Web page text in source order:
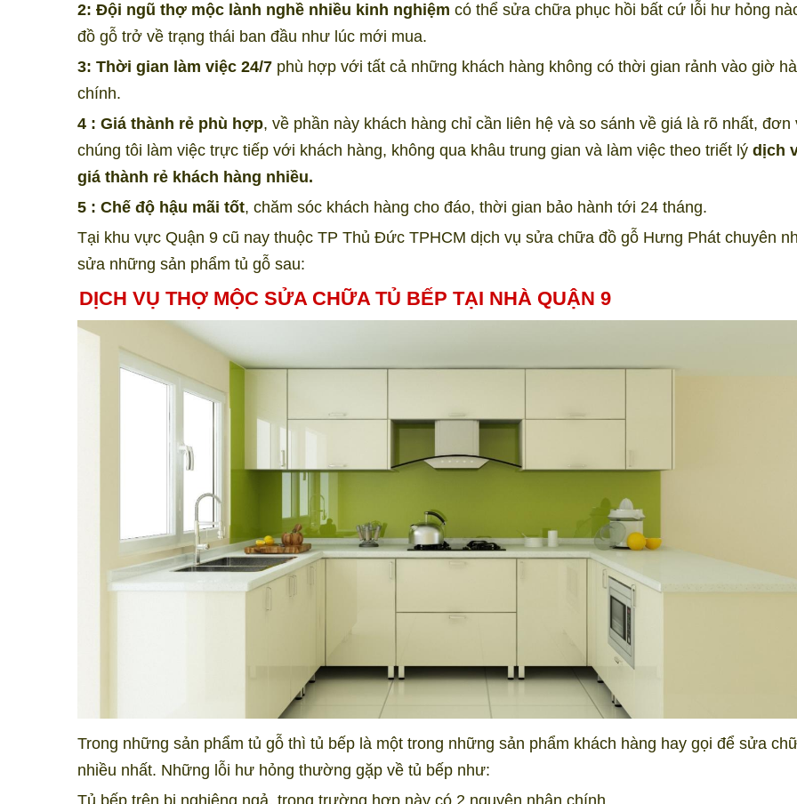
2: Đội ngũ thợ mộc lành nghề nhiều kinh nghiệm có thể sửa chữa phục hồi bất cứ lỗi hư hỏng
đồ gỗ trở về trạng thái ban đầu như lúc mới mua.
3: Thời gian làm việc 24/7 phù hợp với tất cả những khách hàng không có thời gian rảnh vào giờ
chính.
4 : Giá thành rẻ phù hợp, về phần này khách hàng chỉ cần liên hệ và so sánh về giá là rõ nhất, đơn
chúng tôi làm việc trực tiếp với khách hàng, không qua khâu trung gian và làm việc theo triết lý dịch
giá thành rẻ khách hàng nhiều.
5 : Chế độ hậu mãi tốt, chăm sóc khách hàng cho đáo, thời gian bảo hành tới 24 tháng.
Tại khu vực Quận 9 cũ nay thuộc TP Thủ Đức TPHCM dịch vụ sửa chữa đồ gỗ Hưng Phát chuyên
sửa những sản phẩm tủ gỗ sau:
DỊCH VỤ THỢ MỘC SỬA CHỮA TỦ BẾP TẠI NHÀ QUẬN 9
Trong những sản phẩm tủ gỗ thì tủ bếp là một trong những sản phẩm khách hàng hay gọi để sửa
nhiều nhất. Những lỗi hư hỏng thường gặp về tủ bếp như: